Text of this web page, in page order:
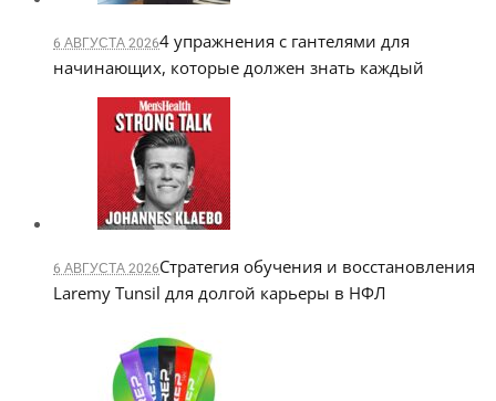
6 АВГУСТА 20264 упражнения с гантелями для
начинающих, которые должен знать каждый
6 АВГУСТА 2026Стратегия обучения и восстановления
Laremy Tunsil для долгой карьеры в НФЛ